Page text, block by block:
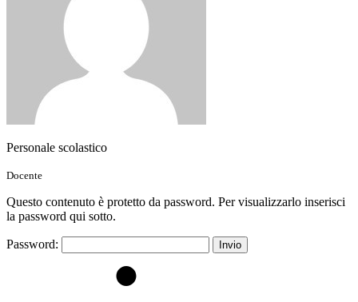
Personale scolastico
Docente
Questo contenuto è protetto da password. Per visualizzarlo inserisci
la password qui sotto.
Password: